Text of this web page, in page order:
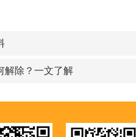
解除？一文了解